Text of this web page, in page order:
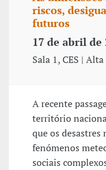
riscos,
futuros
17 de abril de
Sala 1, CES | Alta
A recente
território
que os desastres
fenómenos
sociais